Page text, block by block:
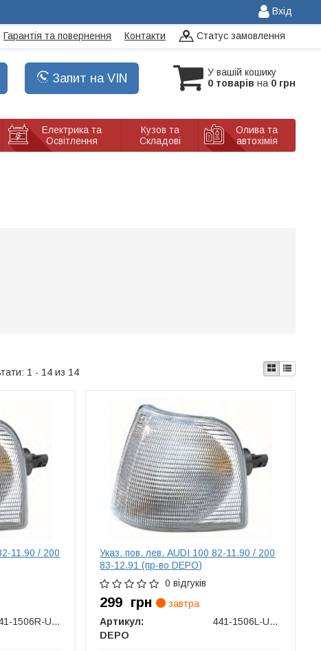
Вхід
Гарантія та повернення Контакти Статус замовлення
У вашій кошику
0 товарів на 0 грн
Запит на VIN
Електрика та
Освітлення
Кузов та
Складові
Олива та
автохімія
1 - 14 из 14
11.90 / 200
441-1506R-UE-C
Указ. пов. лев. AUDI 100 82-11.90 / 200
83-12.91 (пр-во DEPO)
0 відгуків
299 грн
завтра
Артикул:
441-1506L-UE-C
DEPO